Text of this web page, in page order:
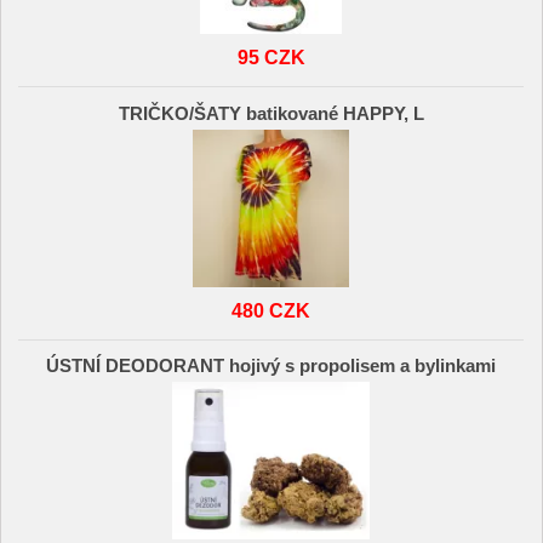
95 CZK
TRIČKO/ŠATY batikované HAPPY, L
480 CZK
ÚSTNÍ DEODORANT hojivý s propolisem a bylinkami